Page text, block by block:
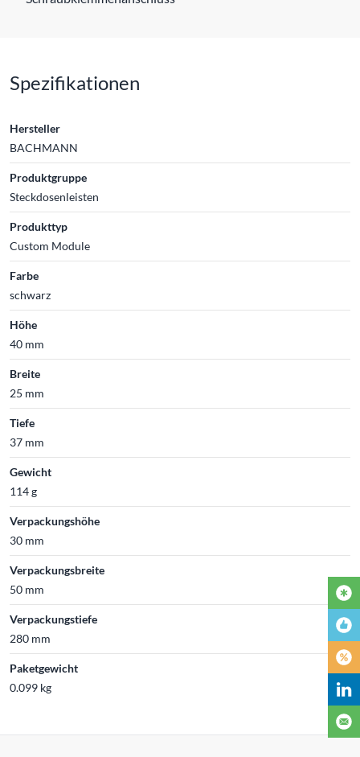
Spezifikationen
Hersteller
BACHMANN
Produktgruppe
Steckdosenleisten
Produkttyp
Custom Module
Farbe
schwarz
Höhe
40 mm
Breite
25 mm
Tiefe
37 mm
Gewicht
114 g
Verpackungshöhe
30 mm
Verpackungsbreite
50 mm
Verpackungstiefe
280 mm
Paketgewicht
0.099 kg